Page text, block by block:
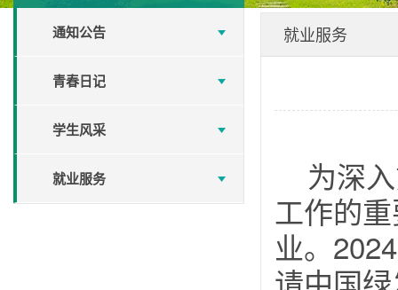
通知公告
青春日记
学生风采
就业服务
就业服务
为深
工作的
业。
请中国